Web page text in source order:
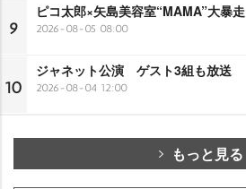
9
ピコ太郎×矢島美容室“MAMA”大暴走
2026-08-05 08:00
10
ジャネット公演 ゲスト3組も放送
2026-08-04 12:00
もっと見る